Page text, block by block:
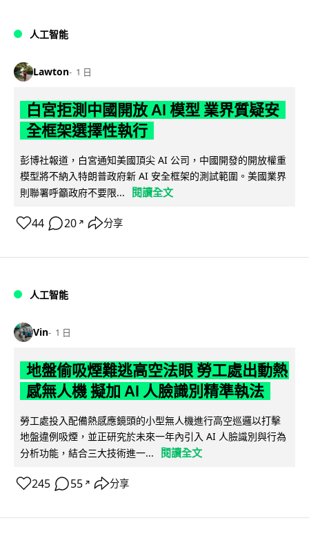
人工智能
Lawton 1 日
白宮拒測中國開放 AI 模型 業界質疑安
全框架選擇性執行
彭博社報道，白宮通知美國頂尖 AI 公司，中國開發的開放權重
模型將不納入特朗普政府新 AI 安全框架的測試範圍。美國業界
則聯署呼籲政府不要限...
閱讀全文
44 20 ↗ 分享
人工智能
Vin 1 日
地盤偷吸煙難逃高空法眼 勞工處出動熱
感無人機 擬加 AI 人臉識別精準執法
勞工處投入配備熱感應鏡頭的小型無人機進行高空巡邏以打擊
地盤違例吸煙，並正研究於未來一年內引入 AI 人臉識別與行為
分析功能，結合三大技術進一...
閱讀全文
245 55 ↗ 分享